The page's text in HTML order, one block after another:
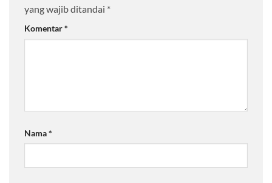
yang wajib ditandai *
Komentar*
Nama*